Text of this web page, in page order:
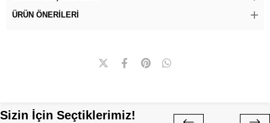
ÜRÜN ÖNERILERI
Sizin İçin Seçtiklerimiz!